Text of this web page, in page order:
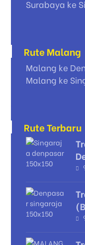
Surabaya ke
Rute Malang
Malang ke
Malang ke
Rute Terbaru